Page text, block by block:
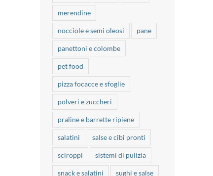
merendine
nocciole e semi oleosi pane
panettoni e colombe
pet food
pizza focacce e sfoglie
polveri e zuccheri
praline e barrette ripiene
salatini salse e cibi pronti
sciroppi sistemi di pulizia
snack e salatini sughi e salse